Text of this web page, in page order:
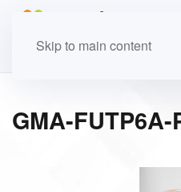
Skip to main content
GMA-FUTP6A-